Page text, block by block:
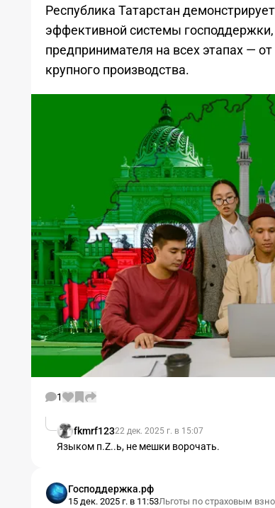
Республика Татарстан
эффективной системы
предпринимателя на всех этапах —
крупного производства.
1
fkmrf12322 дек. 2025 г. в 15:07
Языком п.Z..ь, не мешки ворочать.
Господдержка.рф
15 дек. 2025 г. в 11:53Льготы по страховым